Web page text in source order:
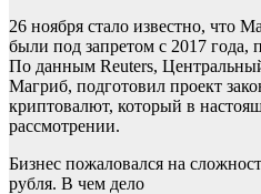
26 ноября стало известно, что
были под запретом с 2017 года,
По данным Reuters,
Магриб, подготовил проект
криптовалют, который в
рассмотрении.
Бизнес пожаловался на
рубля. В чем дело